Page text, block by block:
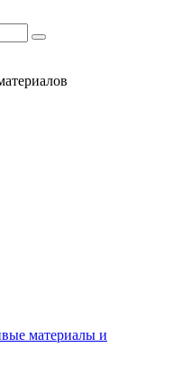
материалы и